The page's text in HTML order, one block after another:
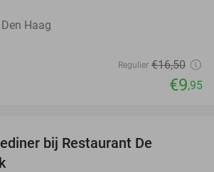
Haag
Regulier €16,50
€9,95
bij Restaurant De